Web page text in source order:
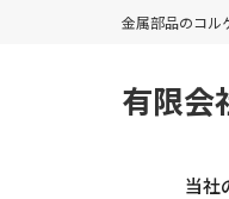
金属部品のコル
有限会
当社